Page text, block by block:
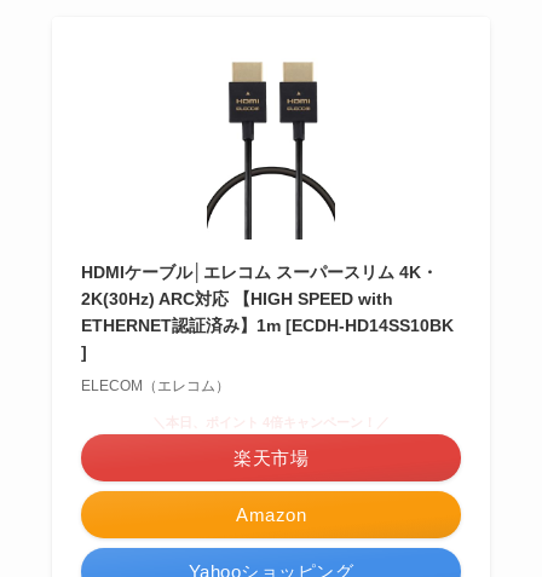
HDMIケーブル│エレコム スーパースリム 4K・
2K(30Hz) ARC対応 【HIGH SPEED with
ETHERNET認証済み】1m [ECDH-HD14SS10BK
]
ELECOM（エレコム）
Amazon
楽天市場
Yahooショッピング